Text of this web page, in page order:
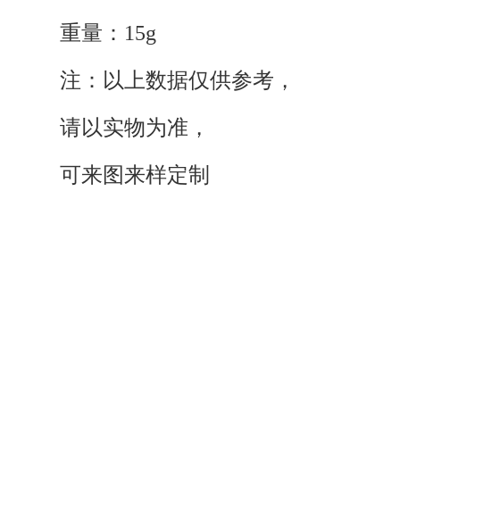
重量：15g
注：以上数据仅供参考，
请以实物为准，
可来图来样定制